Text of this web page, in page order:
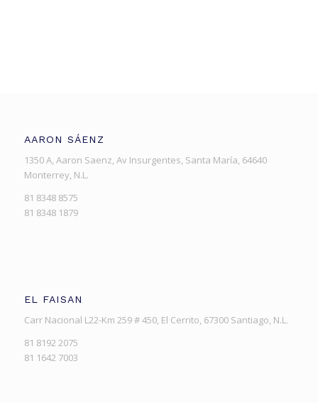
AARON SÁENZ
1350 A, Aaron Saenz, Av Insurgentes, Santa María, 64640
Monterrey, N.L.
81 8348 8575
81 8348 1879
EL FAISAN
Carr Nacional L22-Km 259 # 450, El Cerrito, 67300 Santiago, N.L.
81 8192 2075
81 1642 7003